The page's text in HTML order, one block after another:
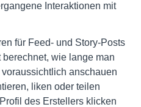
Interaktionen mit
für Feed- und Story-Posts
wie lange man
anschauen
liken oder teilen
des Erstellers klicken